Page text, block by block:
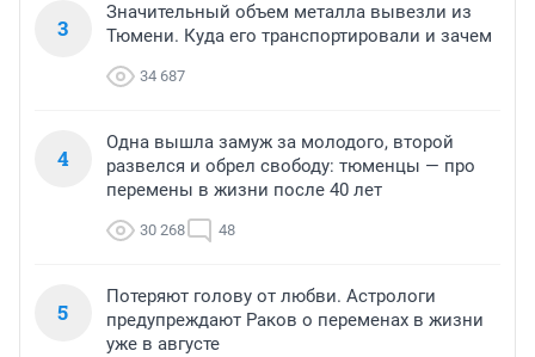
3
Значительный объем металла вывезли из
Тюмени. Куда его транспортировали и зачем
34 687
4
Одна вышла замуж за молодого, второй
развелся и обрел свободу: тюменцы — про
перемены в жизни после 40 лет
30 268 48
5
Потеряют голову от любви. Астрологи
предупреждают Раков о переменах в жизни
уже в августе